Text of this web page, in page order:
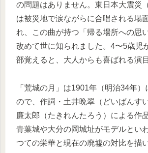
の問題はありません。東日本大震災
は被災地で涙ながらに合唱される場
れ、この曲が持つ「帰る場所への思
改めて世に知られました。4〜5歳児
部覚えると、大人からも喜ばれる演
「荒城の月」は1901年（明治34年
ので、作詞・土井晩翠（どいばんす
廉太郎（たきれんたろう）による作
青葉城や大分の岡城址がモデルとい
つての栄華と現在の廃墟の対比を描